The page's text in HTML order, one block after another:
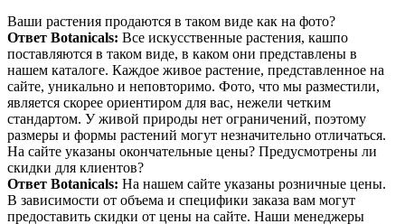
Ваши растения продаются в таком виде как на фото?
Ответ Botanicals: Все искусственные растения, кашпо
поставляются в таком виде, в каком они представлены в
нашем каталоге. Каждое живое растение, представленное на
сайте, уникально и неповторимо. Фото, что мы разместили,
является скорее ориентиром для вас, нежели четким
стандартом. У живой природы нет ограничений, поэтому
размеры и формы растений могут незначительно отличаться.
На сайте указаны окончательные цены? Предусмотрены ли
скидки для клиентов?
Ответ Botanicals: На нашем сайте указаны розничные цены.
В зависимости от объема и специфики заказа вам могут
предоставить скидки от цены на сайте. Наши менеджеры